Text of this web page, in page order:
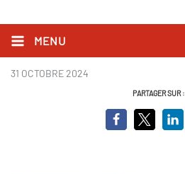
MENU
Archive_Photo.jpg
31 OCTOBRE 2024
PARTAGER SUR :